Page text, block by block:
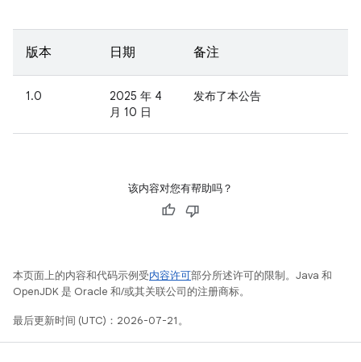
版本 日期 备注
1.0
2025 年 4
月 10 日
发布了本公告
该内容对您有帮助吗？
本页面上的内容和代码示例受内容许可部分所述许可的限制。Java 和
OpenJDK 是 Oracle 和/或其关联公司的注册商标。
最后更新时间 (UTC)：2026-07-21。